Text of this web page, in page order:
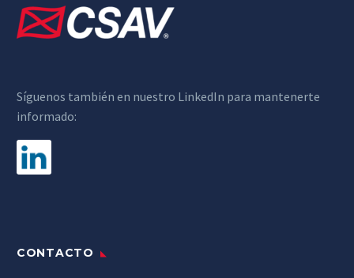
Síguenos también en nuestro LinkedIn para mantenerte
informado:
CONTACTO